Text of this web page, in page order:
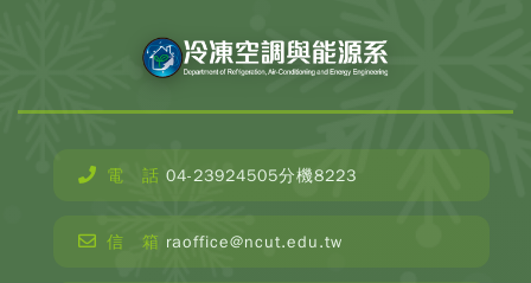
電 話 04-23924505分機8223
信 箱 raoffice@ncut.edu.tw